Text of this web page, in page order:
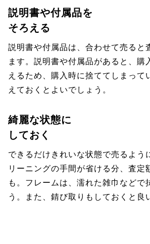
説明書や付属品を
そろえる
説明書や付属品は、合わせて売ると
ます。説明書や付属品があると、購
えるため、購入時に捨ててしまって
えておくとよいでしょう。
綺麗な状態に
しておく
できるだけきれいな状態で売るよう
リーニングの手間が省ける分、査定
も。フレームは、濡れた雑巾などで
う。また、錆び取りもしておくと良